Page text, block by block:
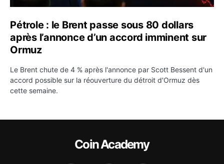
Pétrole : le Brent passe sous 80 dollars
après l’annonce d’un accord imminent sur
Ormuz
Le Brent chute de 4 % après l'annonce par Scott Bessent d'un
accord possible sur la réouverture du détroit d'Ormuz dès
cette semaine.
Coin Academy